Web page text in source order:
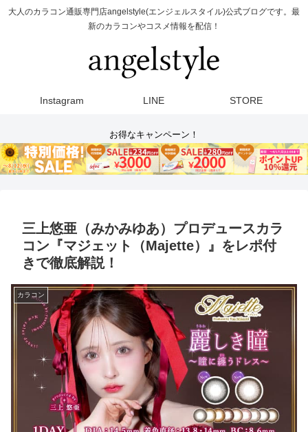
大人のカラコン通販専門店angelstyle(エンジェルスタイル)公式ブログです。最
新のカラコンやコスメ情報を配信！
Instagram LINE STORE
お得なキャンペーン！
三上悠亜（みかみゆあ）プロデュースカラ
コン『マジェット（Majette）』をレポ付
きで徹底解説！
カラコン